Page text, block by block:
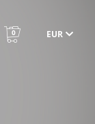
0 EUR